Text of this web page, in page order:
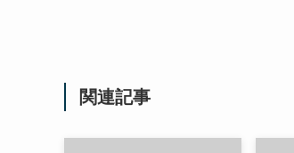
関連記事